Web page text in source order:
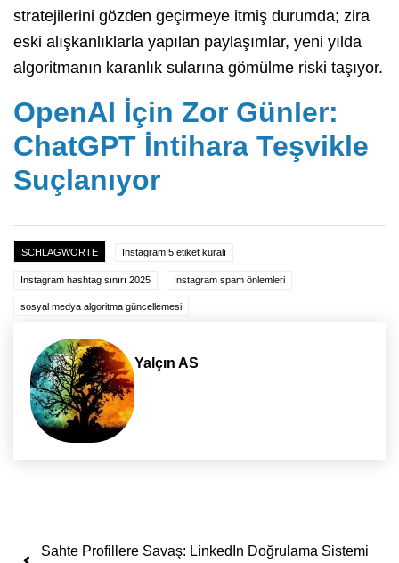
stratejilerini gözden geçirmeye itmiş durumda; zira
eski alışkanlıklarla yapılan paylaşımlar, yeni yılda
algoritmanın karanlık sularına gömülme riski taşıyor.
OpenAI İçin Zor Günler:
ChatGPT İntihara Teşvikle
Suçlanıyor
SCHLAGWORTE Instagram 5 etiket kuralı
Instagram hashtag sınırı 2025 Instagram spam önlemleri
sosyal medya algoritma güncellemesi
Yalçın AS
Yazı dolaşımı
Sahte Profillere Savaş: LinkedIn Doğrulama Sistemi